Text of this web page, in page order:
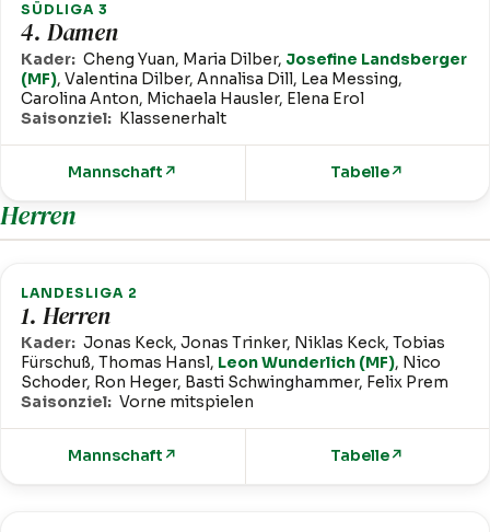
SÜDLIGA 3
4. Damen
Kader: Cheng Yuan, Maria Dilber, Josefine Landsberger
(MF), Valentina Dilber, Annalisa Dill, Lea Messing,
Carolina Anton, Michaela Hausler, Elena Erol
Saisonziel: Klassenerhalt
Mannschaft ↗ Tabelle↗
Herren
LANDESLIGA 2
1. Herren
Kader: Jonas Keck, Jonas Trinker, Niklas Keck, Tobias
Fürschuß, Thomas Hansl, Leon Wunderlich (MF), Nico
Schoder, Ron Heger, Basti Schwinghammer, Felix Prem
Saisonziel: Vorne mitspielen
Mannschaft ↗ Tabelle↗